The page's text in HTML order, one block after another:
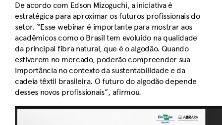
De acordo com Edson Mizoguchi, a iniciativa é
estratégica para aproximar os futuros profissionais do
setor. “Esse webinar é importante para mostrar aos
acadêmicos como o Brasil tem evoluído na qualidade
da principal fibra natural, que é o algodão. Quando
estiverem no mercado, poderão compreender sua
importância no contexto da sustentabilidade e da
cadeia têxtil brasileira. O futuro do algodão depende
desses novos profissionais”, afirmou.